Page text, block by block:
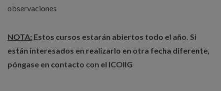
observaciones
NOTA: Estos cursos estarán abiertos todo el año. Si
están interesados en realizarlo en otra fecha diferente,
póngase en contacto con el ICOIIG